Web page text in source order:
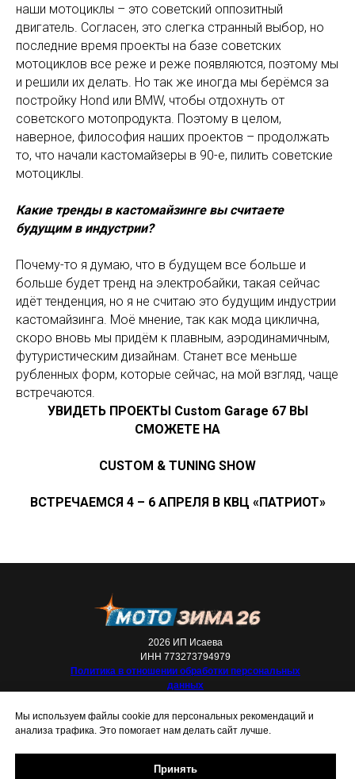
наши мотоциклы – это советский оппозитный
двигатель. Согласен, это слегка странный выбор, но
последние время проекты на базе советских
мотоциклов все реже и реже появляются, поэтому мы
и решили их делать. Но так же иногда мы берёмся за
постройку Hond или BMW, чтобы отдохнуть от
советского мотопродукта. Поэтому в целом,
наверное, философия наших проектов – продолжать
то, что начали кастомайзеры в 90-е, пилить советские
мотоциклы.
Какие тренды в кастомайзинге вы считаете
будущим в индустрии?
Почему-то я думаю, что в будущем все больше и
больше будет тренд на электробайки, такая сейчас
идёт тенденция, но я не считаю это будущим индустрии
кастомайзинга. Моё мнение, так как мода циклична,
скоро вновь мы придём к плавным, аэродинамичным,
футуристическим дизайнам. Станет все меньше
рубленных форм, которые сейчас, на мой взгляд, чаще
встречаются.
УВИДЕТЬ ПРОЕКТЫ Custom Garage 67 ВЫ
СМОЖЕТЕ НА
CUSTOM & TUNING SHOW
ВСТРЕЧАЕМСЯ 4 – 6 АПРЕЛЯ В КВЦ «ПАТРИОТ»
2026 ИП Исаева
ИНН 773273794979
Политика в отношении обработки персональных
данных
Мы используем файлы cookie для персональных рекомендаций и
анализа трафика. Это помогает нам делать сайт лучше.
Принять